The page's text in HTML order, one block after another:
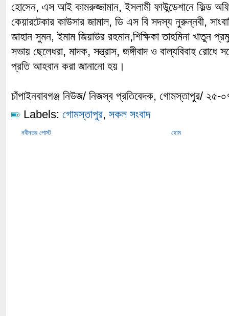
হোসেন, এস আই কামরুজ্জামান, ইসলামী ফাউন্ডেশানে ফিল্ড
কেয়ারটেকার কাউসার জামাল, ডি এস বি সদস্য নুরুন্নবী,
জাহান সুমন, ইমাম জিয়াউর রহমান,শিক্ষিকা তাহমিনা খাতুন
সভায় ছেলেধরা, মাদক, সন্ত্রাস, জঙ্গীবাদ ও বাল্যবিবাহ রোধে
প্রতি আহবান করা জানানো হয়।
চাঁপাইনবাবগঞ্জ নিউজ/ নিজস্ব প্রতিবেদক, গোমস্তাপুর/ ২৫-
Labels: গোমস্তাপুর, সকল সংবাদ
নবীনতর পোস্ট হোম